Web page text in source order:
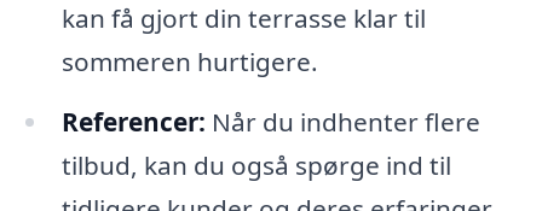
kan få gjort din terrasse klar til
sommeren hurtigere.
Referencer: Når du indhenter flere
tilbud, kan du også spørge ind til